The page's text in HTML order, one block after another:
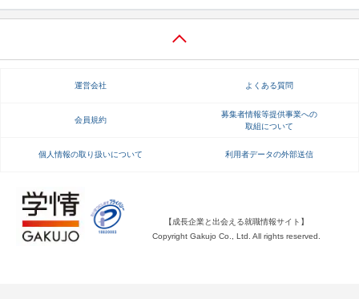
就活ニュースペーパー よくある質問
不明点があればこちら
運営会社 よくある質問
会員規約
募集者情報等提供事業への
取組について
個人情報の取り扱いについて 利用者データの外部送信
【成長企業と出会える就職情報サイト】
Copyright Gakujo Co., Ltd. All rights reserved.